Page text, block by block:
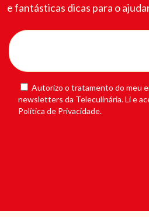
e fantásticas dicas para o
Autorizo o tratamento do meu
newsletters da Teleculinária. Li e
Política de Privacidade.